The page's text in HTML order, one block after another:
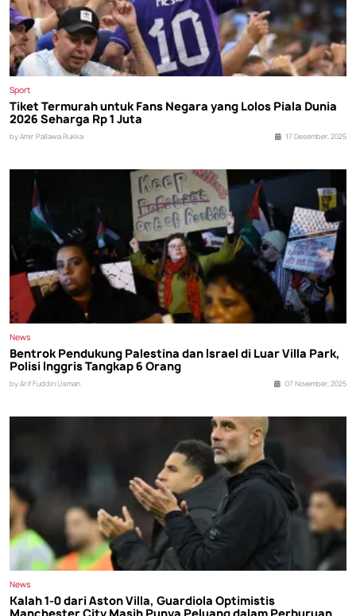
Sport
Tiket Termurah untuk Fans Negara yang Lolos Piala Dunia
2026 Seharga Rp 1 Juta
by Amir Pallawa Rukka 17 Desember, 2025
News
Bentrok Pendukung Palestina dan Israel di Luar Villa Park,
Polisi Inggris Tangkap 6 Orang
by Arif Fuddin Usman 07 November, 2025
News
Kalah 1-0 dari Aston Villa, Guardiola Optimistis